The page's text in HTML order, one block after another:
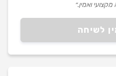
לשיחה
ואמין.״